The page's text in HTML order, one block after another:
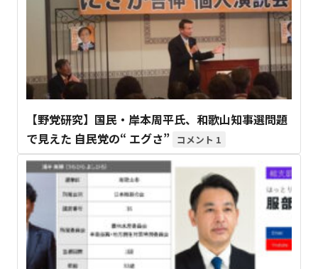
【野党研究】国民・岸本周平氏、和歌山知事選問題
で見えた 自民党の“ エグさ”
1